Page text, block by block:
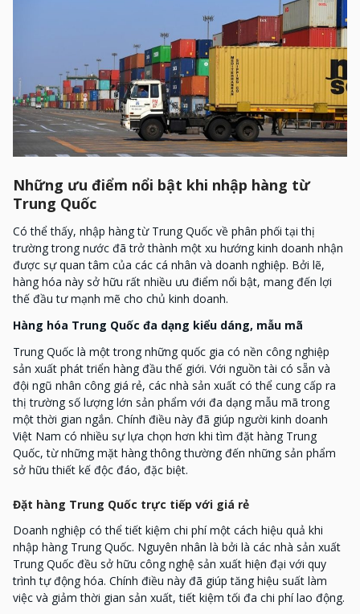
Những ưu điểm nổi bật khi nhập hàng từ
Trung Quốc
Có thể thấy, nhập hàng từ Trung Quốc về phân phối tại thị
trường trong nước đã trở thành một xu hướng kinh doanh nhận
được sự quan tâm của các cá nhân và doanh nghiệp. Bởi lẽ,
hàng hóa này sở hữu rất nhiều ưu điểm nổi bật, mang đến lợi
thế đầu tư mạnh mẽ cho chủ kinh doanh.
Hàng hóa Trung Quốc đa dạng kiểu dáng, mẫu mã
Trung Quốc là một trong những quốc gia có nền công nghiệp
sản xuất phát triển hàng đầu thế giới. Với nguồn tài có sẵn và
đội ngũ nhân công giá rẻ, các nhà sản xuất có thể cung cấp ra
thị trường số lượng lớn sản phẩm với đa dạng mẫu mã trong
một thời gian ngắn. Chính điều này đã giúp người kinh doanh
Việt Nam có nhiều sự lựa chọn hơn khi tìm đặt hàng Trung
Quốc, từ những mặt hàng thông thường đến những sản phẩm
sở hữu thiết kế độc đáo, đặc biệt.
Đặt hàng Trung Quốc trực tiếp với giá rẻ
Doanh nghiệp có thể tiết kiệm chi phí một cách hiệu quả khi
nhập hàng Trung Quốc. Nguyên nhân là bởi là các nhà sản xuất
Trung Quốc đều sở hữu công nghệ sản xuất hiện đại với quy
trình tự động hóa. Chính điều này đã giúp tăng hiệu suất làm
việc và giảm thời gian sản xuất, tiết kiệm tối đa chi phí lao động.